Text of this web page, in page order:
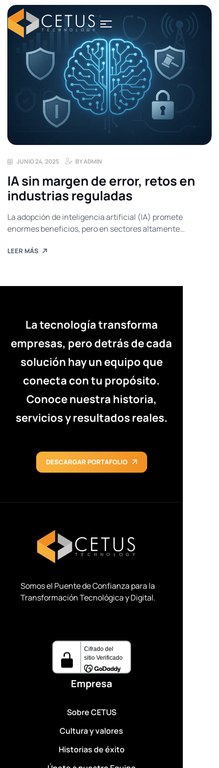
JUNIO 24, 2025 BYADMIN
IA sin margen de error, retos en
industrias reguladas
La adopción de inteligencia artificial (IA) promete
enormes beneficios, pero en sectores altamente
telecomunicaciones— los errores no son una opción. Más
garanticen la calidad de datos. En este contexto, es […]
LEER MÁS
La tecnología transforma
empresas, pero detrás de cada
solución hay un equipo que
conecta con tu propósito.
Conoce nuestra historia,
servicios y resultados reales.
DESCARGAR PORTAFOLIO
Somos el Puente de Confianza para la
Transformación Tecnológica y Digital.
Empresa
Sobre CETUS
Cultura y valores
Historias de éxito